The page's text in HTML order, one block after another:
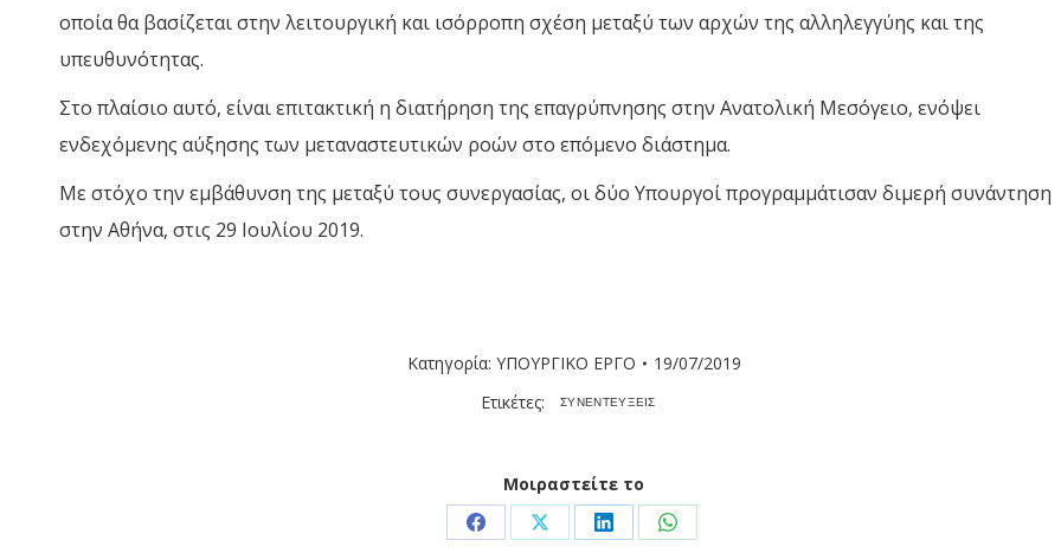
οποία θα βασίζεται στην λειτουργική και ισόρροπη σχέση μεταξύ των αρχών της αλληλεγγύης και της
υπευθυνότητας.
Στο πλαίσιο αυτό, είναι επιτακτική η διατήρηση της επαγρύπνησης στην Ανατολική Μεσόγειο, ενόψει
ενδεχόμενης αύξησης των μεταναστευτικών ροών στο επόμενο διάστημα.
Με στόχο την εμβάθυνση της μεταξύ τους συνεργασίας, οι δύο Υπουργοί προγραμμάτισαν διμερή συνάντηση
στην Αθήνα, στις 29 Ιουλίου 2019.
Κατηγορία: ΥΠΟΥΡΓΙΚΟ ΕΡΓΟ
19/07/2019
Ετικέτες:
ΣΥΝΕΝΤΕΥΞΕΙΣ
Μοιραστείτε το
Share Share Share Share